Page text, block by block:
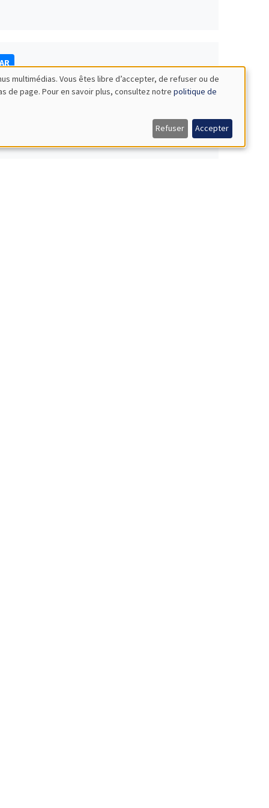
multimédias. Vous êtes libre d’accepter, de refuser ou de
de page. Pour en savoir plus, consultez notre politique de
Refuser Accepter